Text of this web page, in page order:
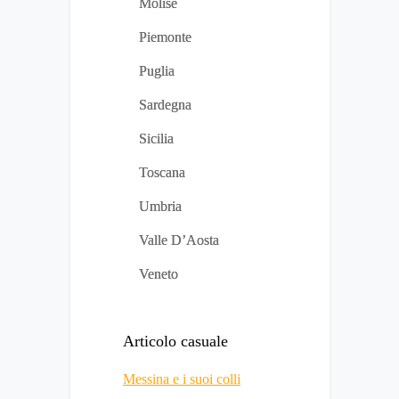
Molise
Piemonte
Puglia
Sardegna
Sicilia
Toscana
Umbria
Valle D’Aosta
Veneto
Articolo casuale
Messina e i suoi colli